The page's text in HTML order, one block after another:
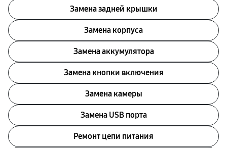
Замена задней крышки
Замена корпуса
Замена аккумулятора
Замена кнопки включения
Замена камеры
Замена USB порта
Ремонт цепи питания